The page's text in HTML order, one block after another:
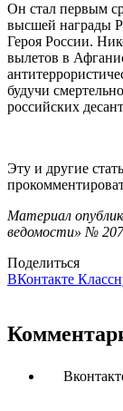
Он стал первым
высшей награды
Героя России.
вылетов в
будучи
российских
Эту и другие
Материал
ведомости» №
Поделиться
ВКонтакте